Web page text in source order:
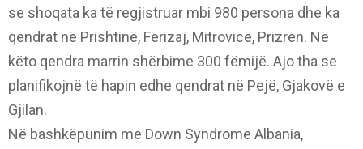
se shoqata ka të regjistruar mbi 980 persona dhe ka
qendrat në Prishtinë, Ferizaj, Mitrovicë, Prizren. Në
këto qendra marrin shërbime 300 fëmijë. Ajo tha se
planifikojnë të hapin edhe qendrat në Pejë, Gjakovë e
Gjilan.
Në bashkëpunim me Down Syndrome Albania,